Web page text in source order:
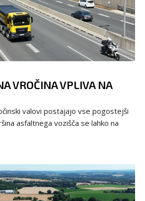
VROČINA VPLIVA NA
valovi postajajo vse pogostejši
asfaltnega vozišča se lahko na